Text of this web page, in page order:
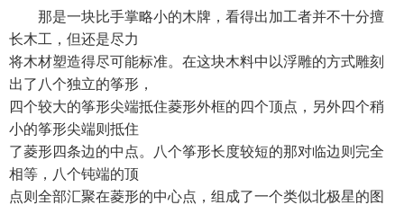
那是一块比手掌略小的木牌，看得出加工者并不十分擅
长木工，但还是尽力
将木材塑造得尽可能标准。在这块木料中以浮雕的方式雕刻
出了八个独立的筝形，
四个较大的筝形尖端抵住菱形外框的四个顶点，另外四个稍
小的筝形尖端则抵住
了菱形四条边的中点。八个筝形长度较短的那对临边则完全
相等，八个钝端的顶
点则全部汇聚在菱形的中心点，组成了一个类似北极星的图